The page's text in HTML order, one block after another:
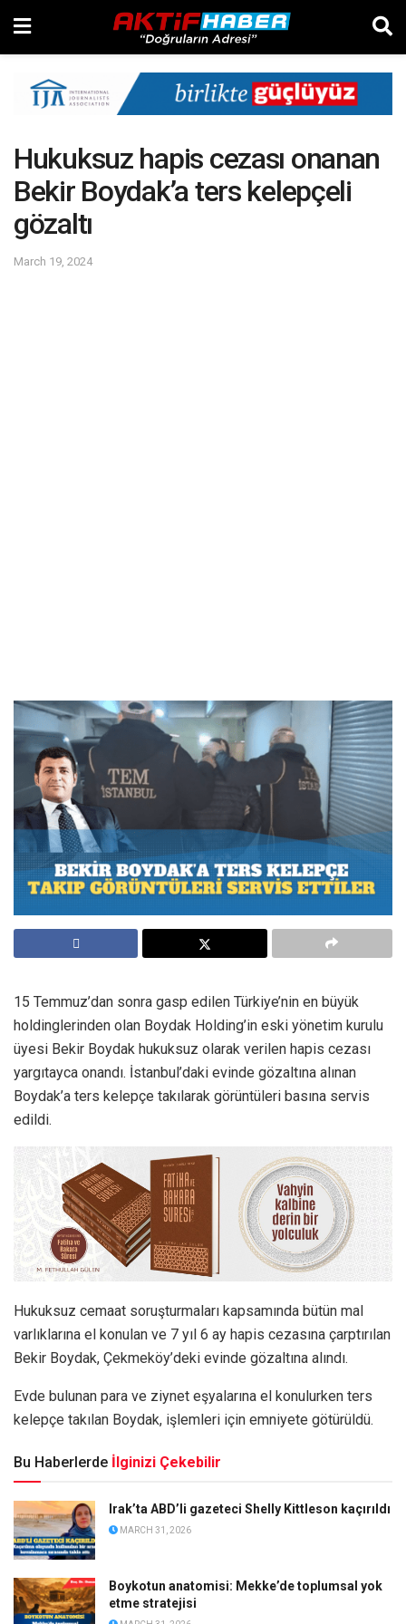
Hukuksuz hapis cezası onanan
Bekir Boydak’a ters kelepçeli
gözaltı
March 19, 2024
15 Temmuz’dan sonra gasp edilen Türkiye’nin en büyük
holdinglerinden olan Boydak Holding’in eski yönetim kurulu
üyesi Bekir Boydak hukuksuz olarak verilen hapis cezası
yargıtayca onandı. İstanbul’daki evinde gözaltına alınan
Boydak’a ters kelepçe takılarak görüntüleri basına servis
edildi.
Hukuksuz cemaat soruşturmaları kapsamında bütün mal
varlıklarına el konulan ve 7 yıl 6 ay hapis cezasına çarptırılan
Bekir Boydak, Çekmeköy’deki evinde gözaltına alındı.
Evde bulunan para ve ziynet eşyalarına el konulurken ters
kelepçe takılan Boydak, işlemleri için emniyete götürüldü.
Bu Haberlerde İlginizi Çekebilir
Irak’ta ABD’li gazeteci Shelly Kittleson kaçırıldı
MARCH 31, 2026
Boykotun anatomisi: Mekke’de toplumsal yok
etme stratejisi